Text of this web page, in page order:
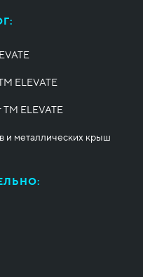
ELEVATE
ТМ ELEVATE
и металлических крыш